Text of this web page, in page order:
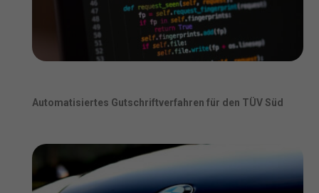
Automatisiertes Gutschriftverfahren für den TÜV Süd